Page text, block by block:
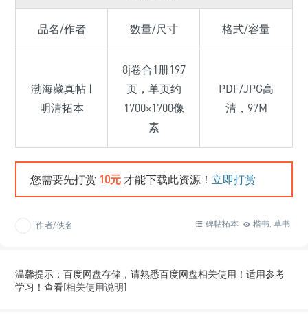
品名/作者 数量/尺寸 格式/容量
渤海藏真帖 |
明清拓本
8j卷合1册197
页，单页约
1700×1700像
素
PDF/JPG高
清，97M
您需要先打赏 10元 才能下载此资源！ 立即打赏
作者/佚名 楷书 草书
碑帖拓本
温馨提示：百度网盘存储，请熟悉百度网盘相关使用！适用参考
学习！查看[相关使用说明]